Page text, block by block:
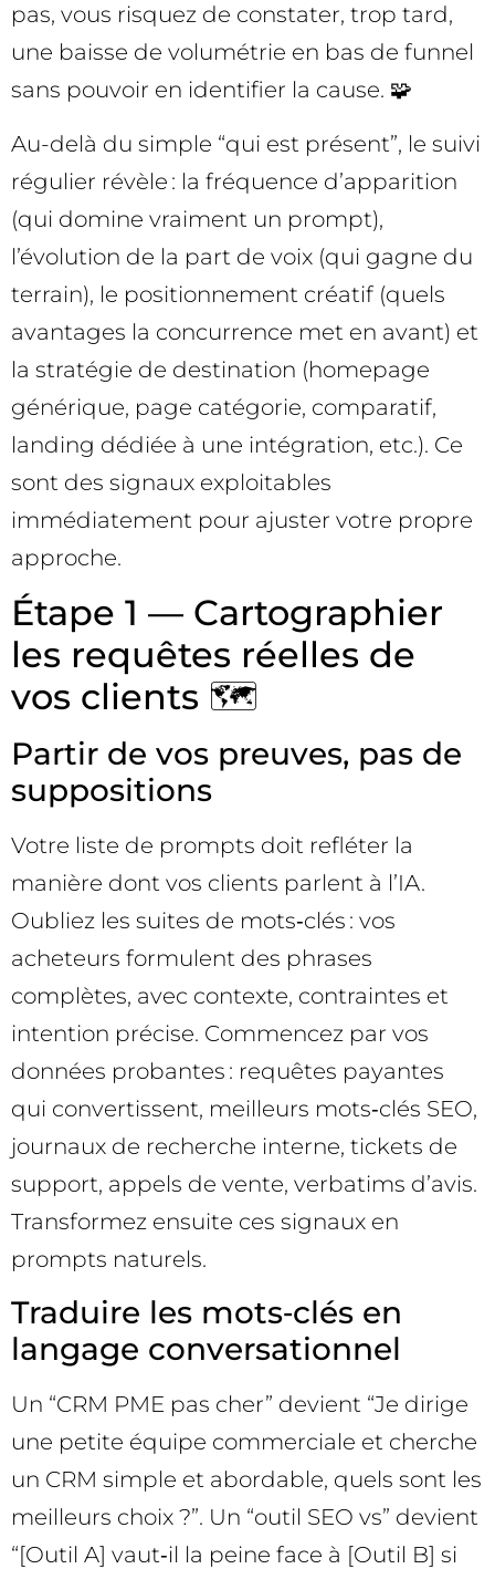
pas, vous risquez de constater, trop tard,
une baisse de volumétrie en bas de funnel
sans pouvoir en identifier la cause. 🧩
Au-delà du simple “qui est présent”, le suivi
régulier révèle : la fréquence d’apparition
(qui domine vraiment un prompt),
l’évolution de la part de voix (qui gagne du
terrain), le positionnement créatif (quels
avantages la concurrence met en avant) et
la stratégie de destination (homepage
générique, page catégorie, comparatif,
landing dédiée à une intégration, etc.). Ce
sont des signaux exploitables
immédiatement pour ajuster votre propre
approche.
Étape 1 — Cartographier
les requêtes réelles de
vos clients 🗺️
Partir de vos preuves, pas de
suppositions
Votre liste de prompts doit refléter la
manière dont vos clients parlent à l’IA.
Oubliez les suites de mots‑clés : vos
acheteurs formulent des phrases
complètes, avec contexte, contraintes et
intention précise. Commencez par vos
données probantes : requêtes payantes
qui convertissent, meilleurs mots‑clés SEO,
journaux de recherche interne, tickets de
support, appels de vente, verbatims d’avis.
Transformez ensuite ces signaux en
prompts naturels.
Traduire les mots‑clés en
langage conversationnel
Un “CRM PME pas cher” devient “Je dirige
une petite équipe commerciale et cherche
un CRM simple et abordable, quels sont les
meilleurs choix ?”. Un “outil SEO vs” devient
“[Outil A] vaut‑il la peine face à [Outil B] si